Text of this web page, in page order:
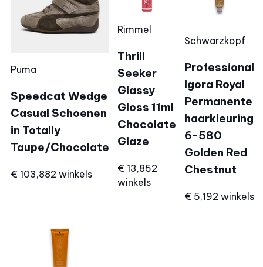
Puma
Speedcat Wedge
Casual Schoenen
in Totally
Taupe/Chocolate
€ 103,882 winkels
Rimmel
Thrill
Seeker
Glassy
Gloss 11ml
Chocolate
Glaze
€ 13,852
winkels
Schwarzkopf
Professional
Igora Royal
Permanente
haarkleuring
6-580
Golden Red
Chestnut
€ 5,192 winkels